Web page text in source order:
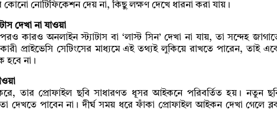
কোনো নোটিফিকেশন দেয় না, কিছু লক্ষণ দেখে ধারনা করা যায়।
দেখা না যাওয়া
কারও অনলাইন স্ট্যাটাস বা ‘লাস্ট সিন’ দেখা না যায়, তা সন্দেহ
প্রাইভেসি সেটিংসের মাধ্যমে এই তথ্যই লুকিয়ে রাখতে পারেন, তাই
হবে না।
তার প্রোফাইল ছবি সাধারণত ধূসর আইকনে পরিবর্তিত হয়। নতুন
পাবেন না। দীর্ঘ সময় ধরে ফাঁকা প্রোফাইল আইকন দেখা গেলে